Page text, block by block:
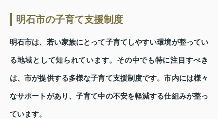
明石市の子育て支援制度
明石市は、若い家族にとって子育てしやすい環境が整ってい
る地域として知られています。その中でも特に注目すべき
は、市が提供する多様な子育て支援制度です。市内には様々
なサポートがあり、子育て中の不安を軽減する仕組みが整っ
ています。